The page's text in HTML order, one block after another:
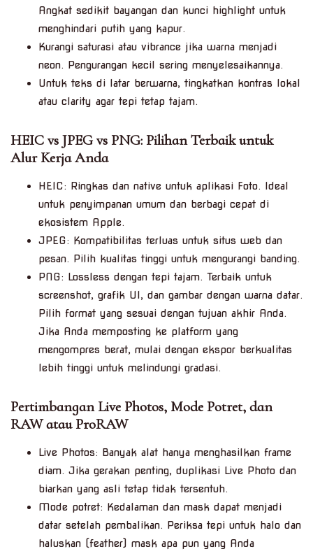
Angkat sedikit bayangan dan kunci highlight untuk
menghindari putih yang kapur.
Kurangi saturasi atau vibrance jika warna menjadi
neon. Pengurangan kecil sering menyelesaikannya.
Untuk teks di latar berwarna, tingkatkan kontras lokal
atau clarity agar tepi tetap tajam.
HEIC vs JPEG vs PNG: Pilihan Terbaik untuk
Alur Kerja Anda
HEIC: Ringkas dan native untuk aplikasi Foto. Ideal
untuk penyimpanan umum dan berbagi cepat di
ekosistem Apple.
JPEG: Kompatibilitas terluas untuk situs web dan
pesan. Pilih kualitas tinggi untuk mengurangi banding.
PNG: Lossless dengan tepi tajam. Terbaik untuk
screenshot, grafik UI, dan gambar dengan warna datar.
Pilih format yang sesuai dengan tujuan akhir Anda.
Jika Anda memposting ke platform yang
mengompres berat, mulai dengan ekspor berkualitas
lebih tinggi untuk melindungi gradasi.
Pertimbangan Live Photos, Mode Potret, dan
RAW atau ProRAW
Live Photos: Banyak alat hanya menghasilkan frame
diam. Jika gerakan penting, duplikasi Live Photo dan
biarkan yang asli tetap tidak tersentuh.
Mode potret: Kedalaman dan mask dapat menjadi
datar setelah pembalikan. Periksa tepi untuk halo dan
haluskan (feather) mask apa pun yang Anda